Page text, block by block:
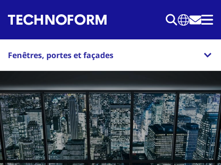
au
Fenêtres, portes et façades